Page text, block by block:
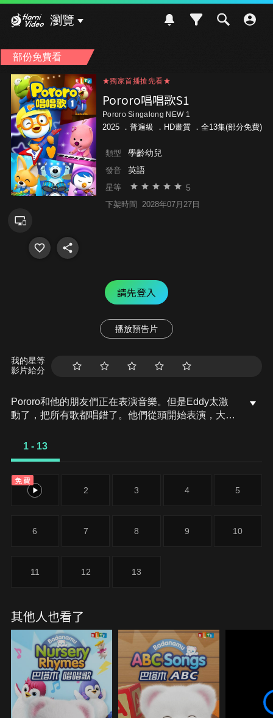
瀏覽
部份免費看
★獨家首播搶先看★
★獨家首播搶先看★
Pororo唱唱歌S1
Pororo Singalong NEW 1
2025 ． 普遍級 ．HD畫質 ．全13集(部分免費)
類型 學齡幼兒
發音 英語
星等 5
下架時間 2028年07月27日
請先登入
播放預告片
我的星等
影片給分
Pororo和他的朋友們正在表演音樂。但是Eddy太激
動了，把所有歌都唱錯了。他們從頭開始表演，大家
1 - 13
免費
1 2 3 4 5
6 7 8 9 10
11 12 13
其他人也看了